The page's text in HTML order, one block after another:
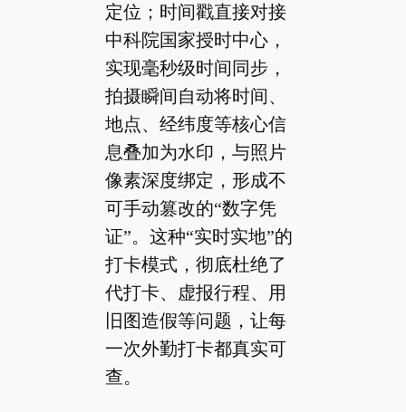
定位；时间戳直接对接
中科院国家授时中心，
实现毫秒级时间同步，
拍摄瞬间自动将时间、
地点、经纬度等核心信
息叠加为水印，与照片
像素深度绑定，形成不
可手动篡改的“数字凭
证”。这种“实时实地”的
打卡模式，彻底杜绝了
代打卡、虚报行程、用
旧图造假等问题，让每
一次外勤打卡都真实可
查。